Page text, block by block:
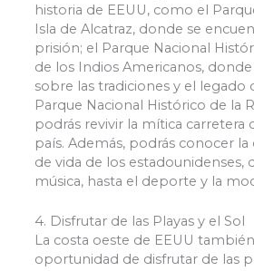
historia de EEUU, como el
Isla de Alcatraz, donde se
prisión; el Parque Nacional
de los Indios Americanos,
sobre las tradiciones y el legado
Parque Nacional Histórico de la
podrás revivir la mítica carretera
país. Además, podrás conocer la
de vida de los estadounidenses,
música, hasta el deporte y la
4. Disfrutar de las Playas y el Sol
La costa oeste de EEUU
oportunidad de disfrutar de las